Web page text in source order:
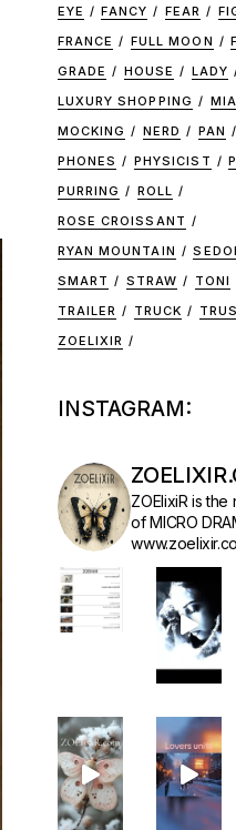
EYE
FANCY FEAR
FRANCE
FULL MOON
GRADE
HOUSE
LADY
LUXURY SHOPPING
MIA
MOCKING
NERD PAN
PHONES
PHYSICIST
PURRING
ROLL
ROSE CROISSANT
RYAN MOUNTAIN
SMART
STRAW TONI
TRAILER
TRUCK
ZOELIXIR
INSTAGRAM:
ZOElixiR is
of MICRO